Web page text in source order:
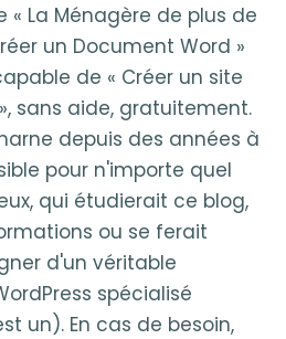
« La Ménagère de plus de
un Document Word »
de « Créer un site
sans aide, gratuitement.
depuis des années à
pour n'importe quel
qui étudierait ce blog,
ou se ferait
d'un véritable
spécialisé
un). En cas de besoin,